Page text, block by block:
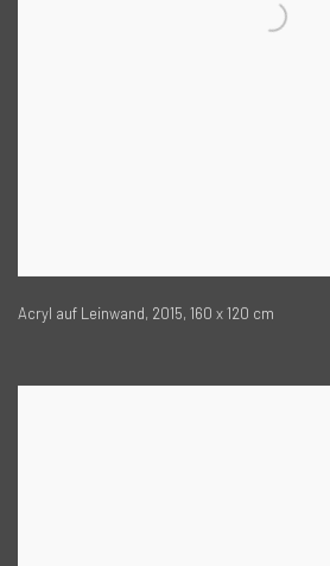
Acryl auf Leinwand, 2015, 160 x 120 cm